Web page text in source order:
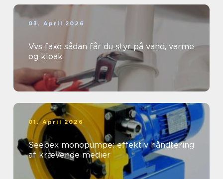
03. April 2026
Vvs faxe sådan får du styr på vand, varme
og kloak
01. April 2026
Seepex monopumpe: effektiv håndtering
af krævende medier